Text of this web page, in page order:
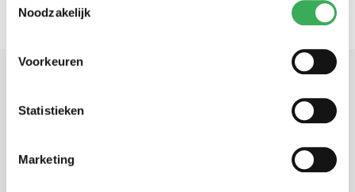
Noodzakelijk
Voorkeuren
Statistieken
Marketing
Blijf op de hoogte. Meld je aan voor de nieuwsbrief van